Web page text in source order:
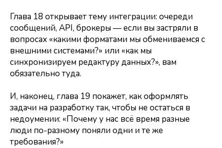
Глава 18 открывает тему интеграции: очереди
сообщений, API, брокеры — если вы застряли в
вопросах «какими форматами мы обмениваемся с
внешними системами?» или «как мы
синхронизируем редактуру данных?», вам
обязательно туда.
И, наконец, глава 19 покажет, как оформлять
задачи на разработку так, чтобы не остаться в
недоумении: «Почему у нас всё время разные
люди по-разному поняли одни и те же
требования?»